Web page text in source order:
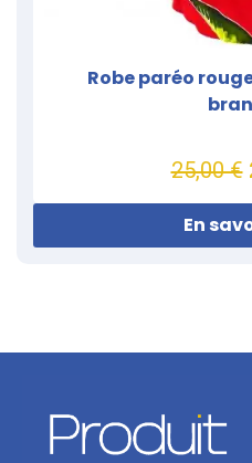
Robe paréo
25,00 €
En